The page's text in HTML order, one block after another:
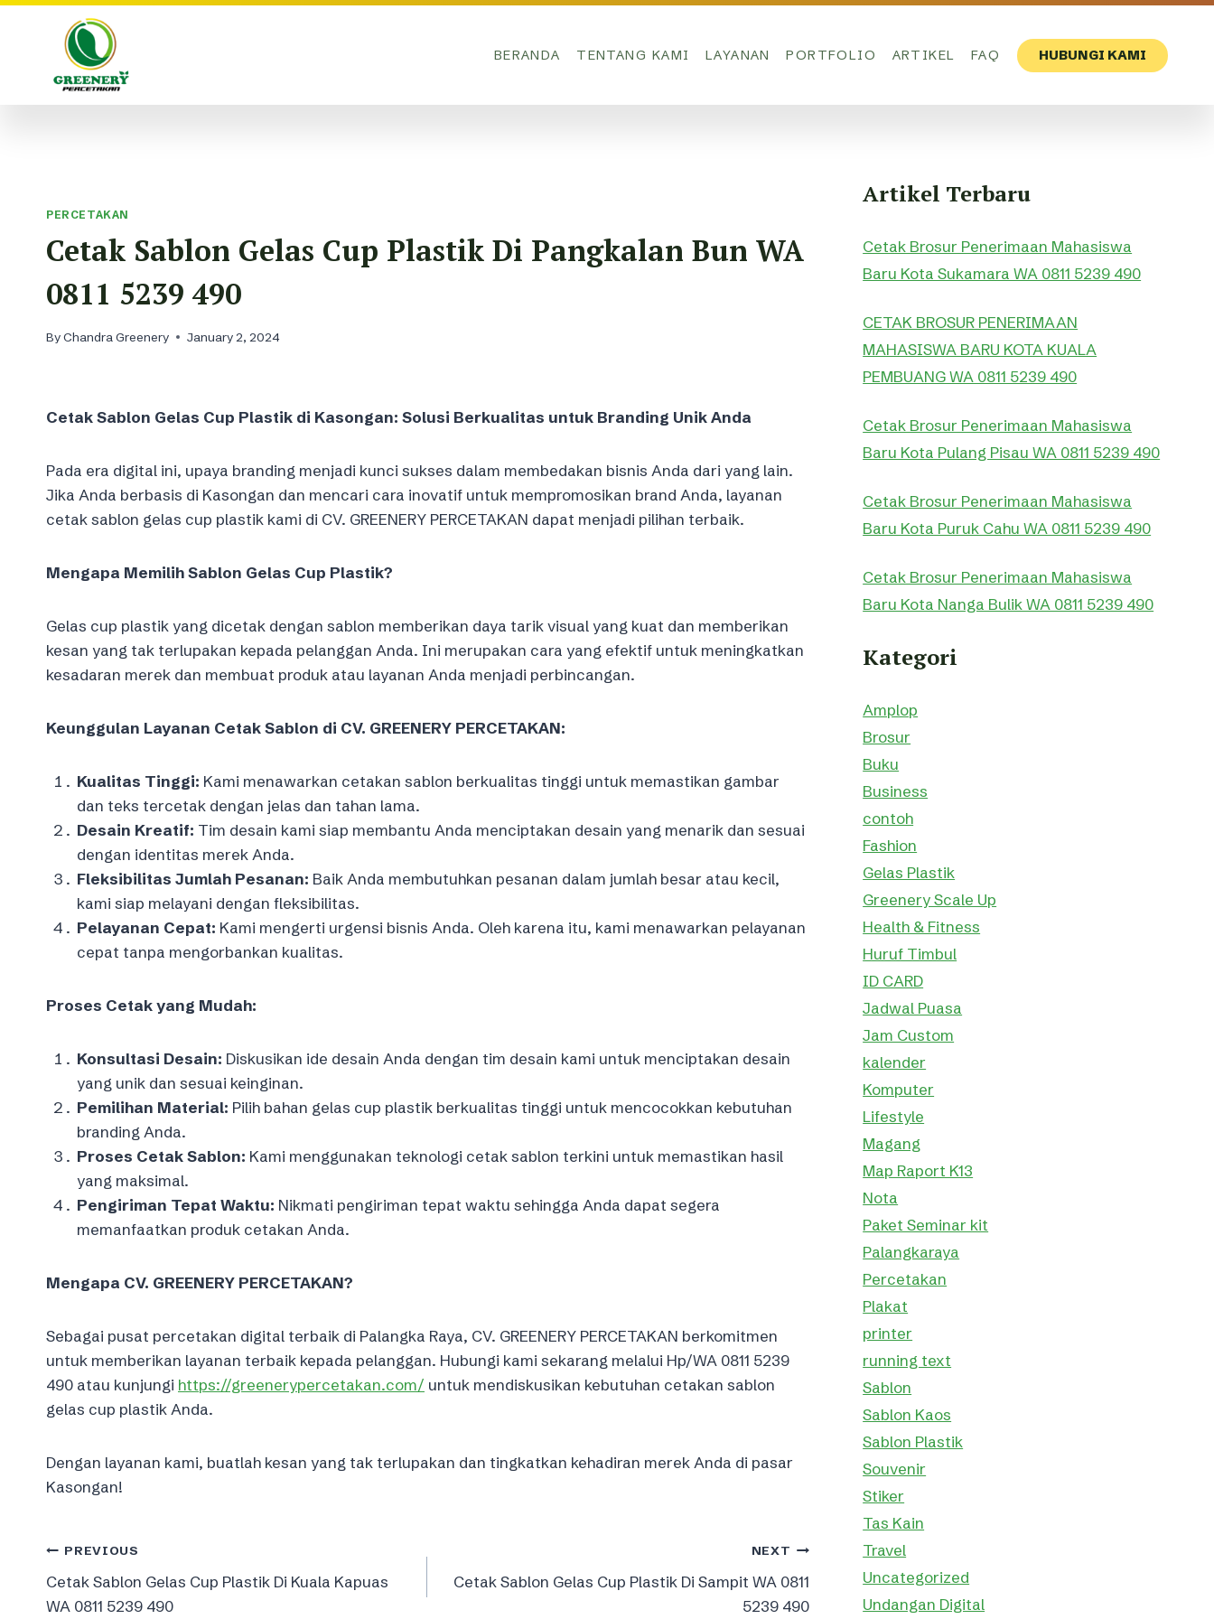
Skip
BERANDA TENTANG KAMI LAYANAN PORTFOLIO ARTIKEL FAQ HUBUNGI KAMI
PERCETAKAN
Cetak Sablon Gelas Cup Plastik Di Pangkalan Bun WA
0811 5239 490
ByChandra Greenery January 2, 2024
Cetak Sablon Gelas Cup Plastik di Kasongan: Solusi Berkualitas untuk Branding Unik Anda
Pada era digital ini, upaya branding menjadi kunci sukses dalam membedakan bisnis Anda dari yang lain.
Jika Anda berbasis di Kasongan dan mencari cara inovatif untuk mempromosikan brand Anda, layanan
cetak sablon gelas cup plastik kami di CV. GREENERY PERCETAKAN dapat menjadi pilihan terbaik.
Mengapa Memilih Sablon Gelas Cup Plastik?
Gelas cup plastik yang dicetak dengan sablon memberikan daya tarik visual yang kuat dan memberikan
kesan yang tak terlupakan kepada pelanggan Anda. Ini merupakan cara yang efektif untuk meningkatkan
kesadaran merek dan membuat produk atau layanan Anda menjadi perbincangan.
Keunggulan Layanan Cetak Sablon di CV. GREENERY PERCETAKAN:
Kualitas Tinggi: Kami menawarkan cetakan sablon berkualitas tinggi untuk memastikan gambar
dan teks tercetak dengan jelas dan tahan lama.
Desain Kreatif: Tim desain kami siap membantu Anda menciptakan desain yang menarik dan sesuai
dengan identitas merek Anda.
Fleksibilitas Jumlah Pesanan: Baik Anda membutuhkan pesanan dalam jumlah besar atau kecil,
kami siap melayani dengan fleksibilitas.
Pelayanan Cepat: Kami mengerti urgensi bisnis Anda. Oleh karena itu, kami menawarkan pelayanan
cepat tanpa mengorbankan kualitas.
Proses Cetak yang Mudah:
Konsultasi Desain: Diskusikan ide desain Anda dengan tim desain kami untuk menciptakan desain
yang unik dan sesuai keinginan.
Pemilihan Material: Pilih bahan gelas cup plastik berkualitas tinggi untuk mencocokkan kebutuhan
branding Anda.
Proses Cetak Sablon: Kami menggunakan teknologi cetak sablon terkini untuk memastikan hasil
yang maksimal.
Pengiriman Tepat Waktu: Nikmati pengiriman tepat waktu sehingga Anda dapat segera
memanfaatkan produk cetakan Anda.
Mengapa CV. GREENERY PERCETAKAN?
Sebagai pusat percetakan digital terbaik di Palangka Raya, CV. GREENERY PERCETAKAN berkomitmen
untuk memberikan layanan terbaik kepada pelanggan. Hubungi kami sekarang melalui Hp/WA 0811 5239
490 atau kunjungi https://greenerypercetakan.com/ untuk mendiskusikan kebutuhan cetakan sablon
gelas cup plastik Anda.
Dengan layanan kami, buatlah kesan yang tak terlupakan dan tingkatkan kehadiran merek Anda di pasar
Kasongan!
Post
navigation
PREVIOUS
Cetak Sablon Gelas Cup Plastik Di Kuala Kapuas
WA 0811 5239 490
NEXT
Cetak Sablon Gelas Cup Plastik Di Sampit WA 0811
5239 490
Artikel Terbaru
Cetak Brosur Penerimaan Mahasiswa
Baru Kota Sukamara WA 0811 5239 490
CETAK BROSUR PENERIMAAN
MAHASISWA BARU KOTA KUALA
PEMBUANG WA 0811 5239 490
Cetak Brosur Penerimaan Mahasiswa
Baru Kota Pulang Pisau WA 0811 5239 490
Cetak Brosur Penerimaan Mahasiswa
Baru Kota Puruk Cahu WA 0811 5239 490
Cetak Brosur Penerimaan Mahasiswa
Baru Kota Nanga Bulik WA 0811 5239 490
Kategori
Amplop
Brosur
Buku
Business
contoh
Fashion
Gelas Plastik
Greenery Scale Up
Health & Fitness
Huruf Timbul
ID CARD
Jadwal Puasa
Jam Custom
kalender
Komputer
Lifestyle
Magang
Map Raport K13
Nota
Paket Seminar kit
Palangkaraya
Percetakan
Plakat
printer
running text
Sablon
Sablon Kaos
Sablon Plastik
Souvenir
Stiker
Tas Kain
Travel
Uncategorized
Undangan Digital